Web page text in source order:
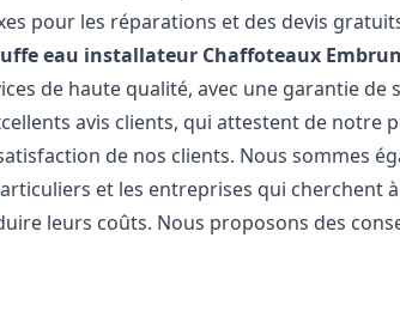
pour les réparations et des devis
eau installateur Chaffoteaux Embrun
de haute qualité, avec une garantie de
avis clients, qui attestent de notre
de nos clients. Nous sommes
et les entreprises qui cherchent
leurs coûts. Nous proposons des